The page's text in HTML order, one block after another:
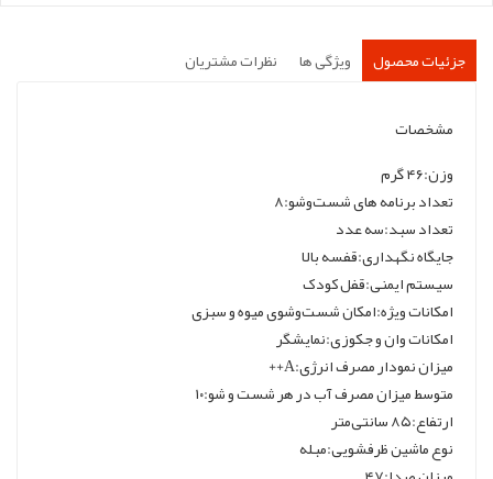
جزئیات محصول ویژگی ها نظرات مشتریان
مشخصات
وزن:۴۶ گرم
تعداد برنامه های شست‌وشو:۸
تعداد سبد:سه عدد
جایگاه نگهداری:قفسه بالا
سیستم ایمنی:قفل کودک
امکانات ویژه:امکان شست‌وشوی میوه و سبزی
امکانات وان و جکوزی:نمایشگر
میزان نمودار مصرف انرژی:A++
متوسط میزان مصرف آب در هر شست و شو:۱۰
ارتفاع:۸۵ سانتی‌متر
نوع ماشین ظرفشویی:مبله